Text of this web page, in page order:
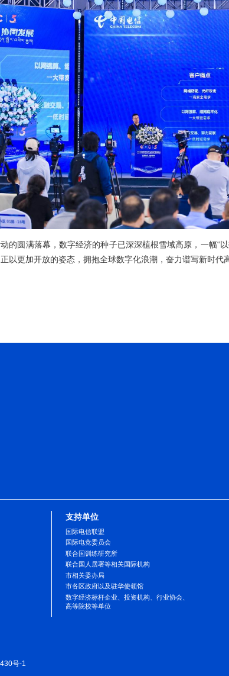
三大运营商——中国联通、中国移动、中国电信在高
发展三大分论坛，围绕“智链数据，融创未来”“AI转
题，分享面向拉萨城市治理、民生服务、产业赋能
5G、大数据、边缘计算协同融合，再到量子通信在
地路径与广阔发展前景。
随着本次活动的圆满落幕，数字经济的种子已深深植
开。拉萨，正以更加开放的姿态，拥抱全球数字化浪